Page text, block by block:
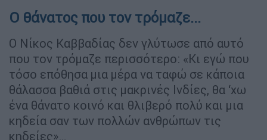
Ο θάνατος που τον τρόμαζε...
Ο Νίκος Καββαδίας δεν γλύτωσε από αυτό
που τον τρόμαζε περισσότερο: «Κι εγώ που
τόσο επόθησα μια μέρα να ταφώ σε κάποια
θάλασσα βαθιά στις μακρινές Ινδίες, θα ‘χω
ένα θάνατο κοινό και θλιβερό πολύ και μια
κηδεία σαν των πολλών ανθρώπων τις
κηδείες»…